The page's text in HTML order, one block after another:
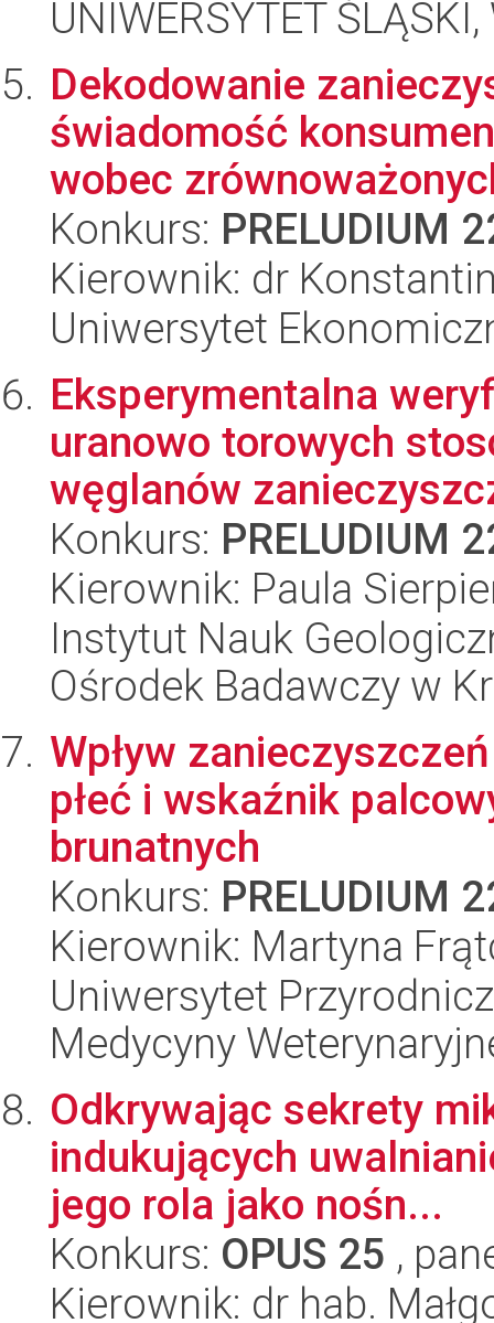
UNIWERSYTET
Dekodowanie
świadomość
wobec
Konkurs: PRELUDIUM
Kierownik: dr
Uniwersytet
Eksperymentalna
uranowo torowych
węglanów
Konkurs: PRELUDIUM
Kierownik: Paula
Instytut Nauk
Ośrodek Badawczy w
Wpływ
płeć i wskaźnik
brunatnych
Konkurs: PRELUDIUM
Kierownik: Martyna
Uniwersytet
Medycyny
Odkrywając sekrety
indukujących
jego rola jako nośn...
Konkurs: OPUS 25 ,
Kierownik: dr hab.